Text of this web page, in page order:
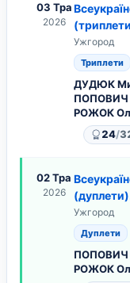
03 Тра
2026
Ужгород
Триплети
ДУДЮК
ПОПОВИЧ
РОЖОК
24/
02 Тра
2026
Ужгород
Дуплети
ПОПОВИЧ
РОЖОК